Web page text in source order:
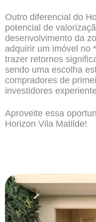
Outro diferencial do
potencial de
desenvolvimento da
adquirir um imóvel no
trazer retornos
sendo uma escolha
compradores de
investidores
Aproveite essa
Horizon Vila Matilde!